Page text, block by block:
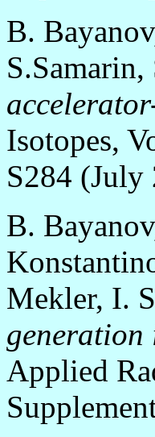
B.
S.Samarin,
Isotopes,
S284 (July
B.
Mekler, I.
generation
Applied